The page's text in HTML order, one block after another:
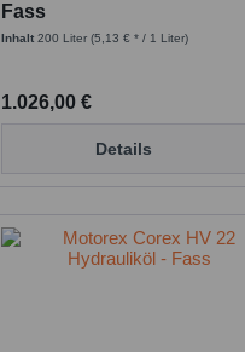
Fass
Inhalt200 Liter(5,13 € * / 1 Liter)
1.026,00 €
Details